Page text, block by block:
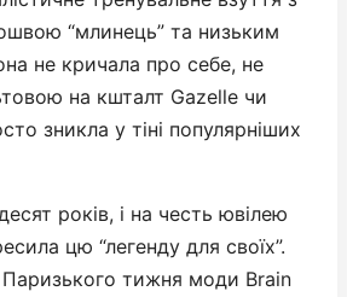
“млинець” та низьким
не кричала про себе, не
на кшталт Gazelle чи
зникла у тіні популярніших
років, і на честь ювілею
цю “легенду для своїх”.
тижня моди Brain